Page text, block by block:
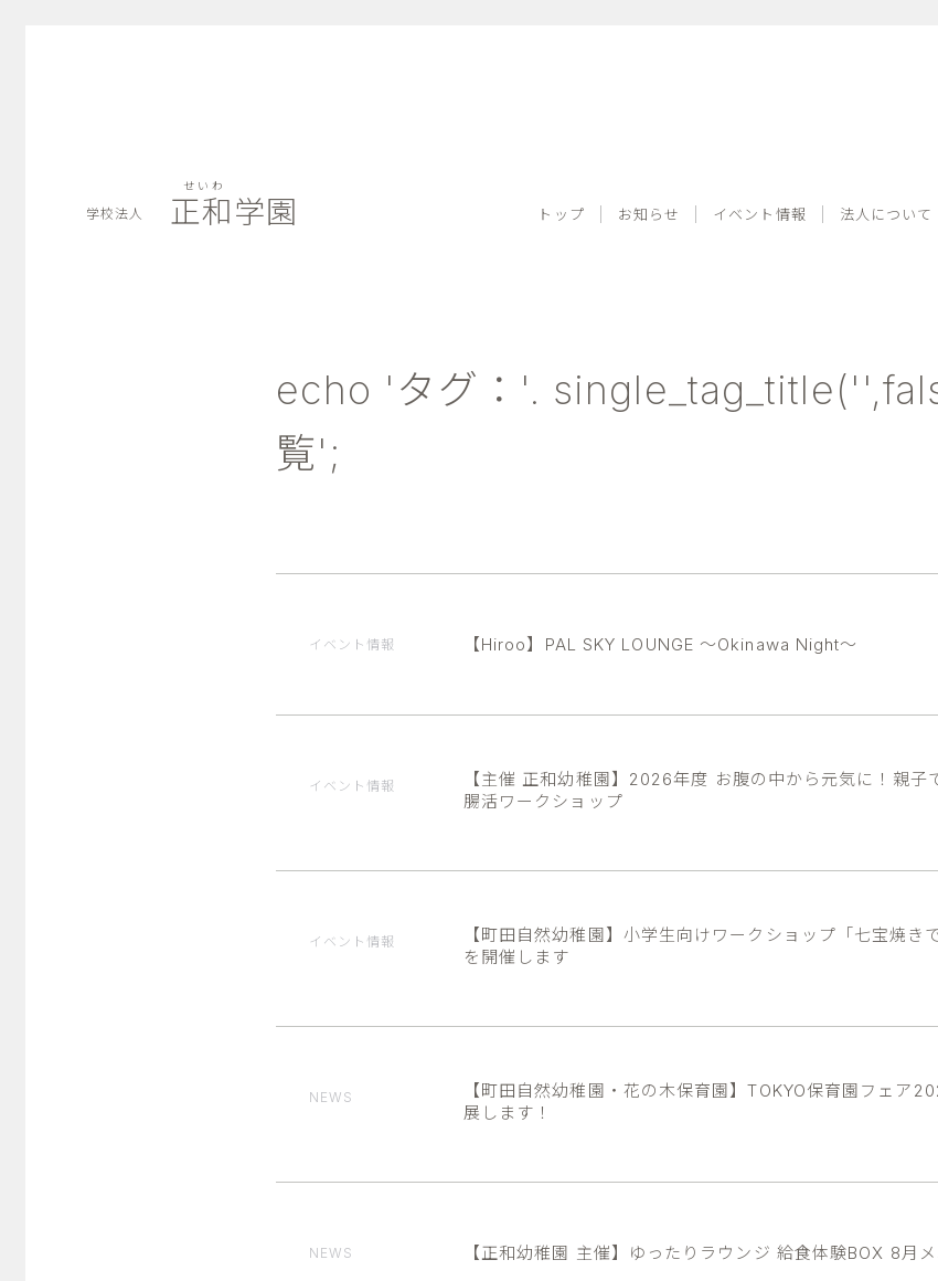
学校法人
せいわ
正和学園 トップ お知らせ イベント情報 法人について
echo 'タグ：'.
覧';
イベント情報 【Hiroo】PAL SKY LOUNGE ～Okinawa Night～
イベント情報
【主催 正和幼稚園】2026年度 お腹の中から元気に！親子
腸活ワークショップ
イベント情報
【町田自然幼稚園】小学生向けワークショップ「七宝焼き
を開催します
NEWS
【町田自然幼稚園・花の木保育園】TOKYO保育園フェア
展します！
NEWS 【正和幼稚園 主催】ゆったりラウンジ 給食体験BOX 8月